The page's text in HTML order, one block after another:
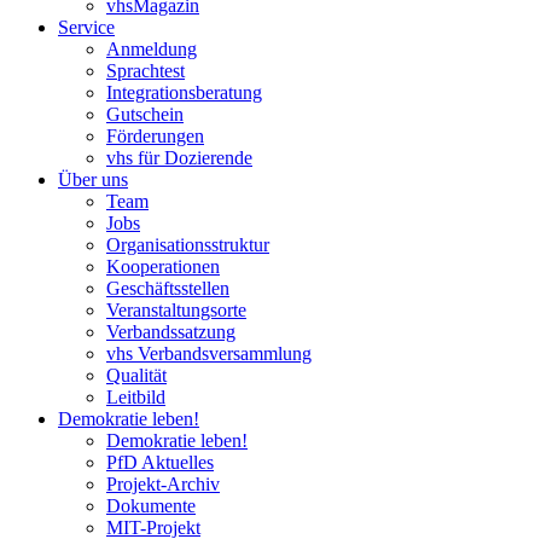
vhsMagazin
Service
Anmeldung
Sprachtest
Integrationsberatung
Gutschein
Förderungen
vhs für Dozierende
Über uns
Team
Jobs
Organisationsstruktur
Kooperationen
Geschäftsstellen
Veranstaltungsorte
Verbandssatzung
vhs Verbandsversammlung
Qualität
Leitbild
Demokratie leben!
Demokratie leben!
PfD Aktuelles
Projekt-Archiv
Dokumente
MIT-Projekt